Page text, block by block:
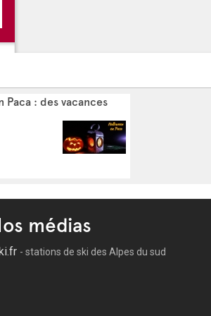
Paca : des vacances
médias
- stations de ski des Alpes du sud